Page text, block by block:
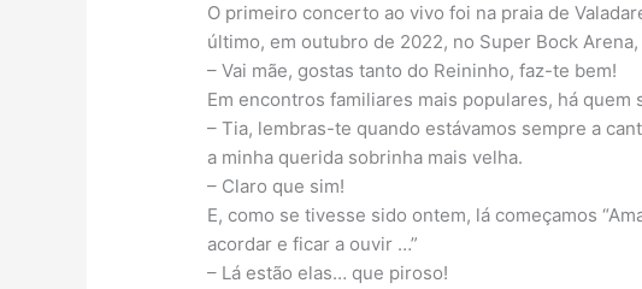
O primeiro concerto ao vivo foi na praia de
último, em outubro de 2022, no Super Bock
– Vai mãe, gostas tanto do Reininho, faz-te bem!
Em encontros familiares mais populares, há quem
– Tia, lembras-te quando estávamos sempre a
a minha querida sobrinha mais velha.
– Claro que sim!
E, como se tivesse sido ontem, lá começamos
acordar e ficar a ouvir …”
– Lá estão elas… que piroso!